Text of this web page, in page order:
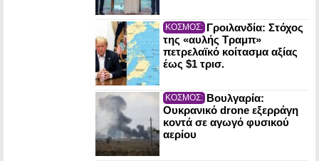
ΚΟΣΜΟΣ: Γροιλανδία: Στόχος
της «αυλής Τραμπ»
πετρελαϊκό κοίτασμα αξίας
έως $1 τρισ.
ΚΟΣΜΟΣ: Βουλγαρία:
Ουκρανικό drone εξερράγη
κοντά σε αγωγό φυσικού
αερίου